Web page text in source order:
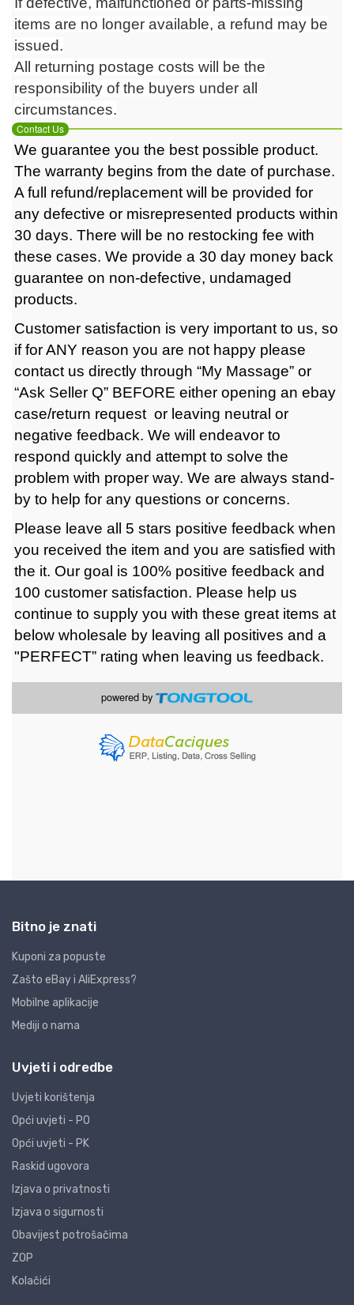
Bitno je znati
Kuponi za popuste
Zašto eBay i AliExpress?
Mobilne aplikacije
Mediji o nama
Uvjeti i odredbe
Uvjeti korištenja
Opći uvjeti - PO
Opći uvjeti - PK
Raskid ugovora
Izjava o privatnosti
Izjava o sigurnosti
Obavijest potrošačima
ZOP
Kolačići